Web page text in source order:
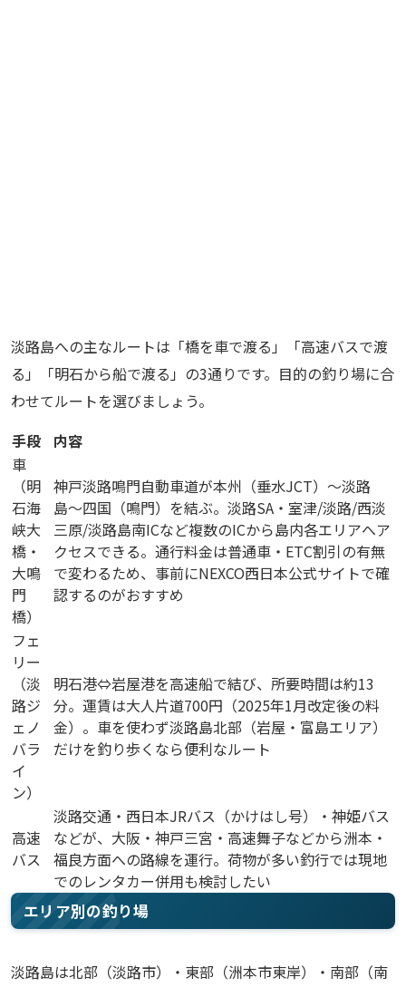
淡路島への主なルートは「橋を車で渡る」「高速バスで渡
る」「明石から船で渡る」の3通りです。目的の釣り場に合
わせてルートを選びましょう。
手段
内容
車
（明
石海
峡大
橋・
大鳴
門
橋）
神戸淡路鳴門自動車道が本州（垂水JCT）〜淡路
島〜四国（鳴門）を結ぶ。淡路SA・室津/淡路/西淡
三原/淡路島南ICなど複数のICから島内各エリアへア
クセスできる。通行料金は普通車・ETC割引の有無
で変わるため、事前にNEXCO西日本公式サイトで確
認するのがおすすめ
フェ
リー
（淡
路ジ
ェノ
バラ
イ
ン）
明石港⇔岩屋港を高速船で結び、所要時間は約13
分。運賃は大人片道700円（2025年1月改定後の料
金）。車を使わず淡路島北部（岩屋・富島エリア）
だけを釣り歩くなら便利なルート
高速
バス
淡路交通・西日本JRバス（かけはし号）・神姫バス
などが、大阪・神戸三宮・高速舞子などから洲本・
福良方面への路線を運行。荷物が多い釣行では現地
でのレンタカー併用も検討したい
エリア別の釣り場
淡路島は北部（淡路市）・東部（洲本市東岸）・南部（南